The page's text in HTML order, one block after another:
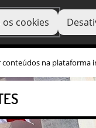
cookies